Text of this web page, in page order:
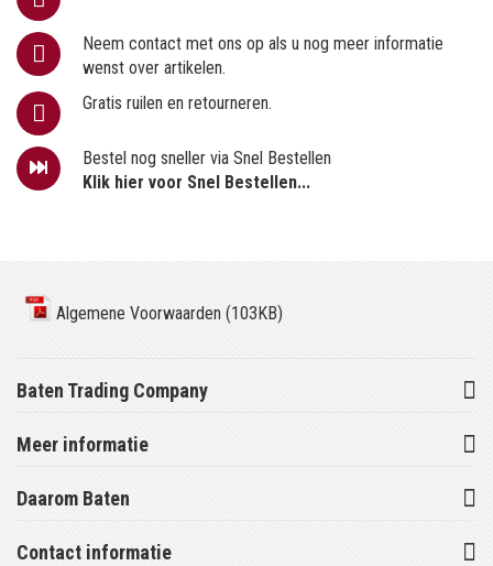
Neem contact met ons op als u nog meer informatie
wenst over artikelen.
Gratis ruilen en retourneren.
Bestel nog sneller via Snel Bestellen
Klik hier voor Snel Bestellen...
Algemene Voorwaarden (103KB)
Baten Trading Company
Meer informatie
Daarom Baten
Contact informatie